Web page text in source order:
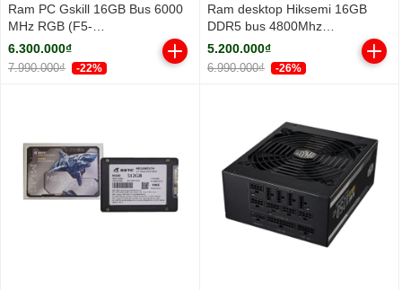
Ram PC Gskill 16GB Bus 6000
MHz RGB (F5-
6000J3636F16GX1-TZ5RK)
6.300.000₫
7.990.000₫ -22%
Ram desktop Hiksemi 16GB
DDR5 bus 4800Mhz
(HSC516U48Z1-16G)
5.200.000₫
6.990.000₫ -26%